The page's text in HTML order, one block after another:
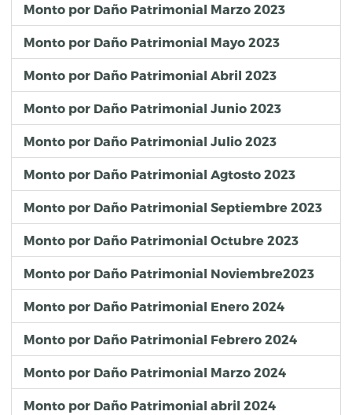
Monto por Daño Patrimonial Marzo 2023
Monto por Daño Patrimonial Mayo 2023
Monto por Daño Patrimonial Abril 2023
Monto por Daño Patrimonial Junio 2023
Monto por Daño Patrimonial Julio 2023
Monto por Daño Patrimonial Agtosto 2023
Monto por Daño Patrimonial Septiembre 2023
Monto por Daño Patrimonial Octubre 2023
Monto por Daño Patrimonial Noviembre2023
Monto por Daño Patrimonial Enero 2024
Monto por Daño Patrimonial Febrero 2024
Monto por Daño Patrimonial Marzo 2024
Monto por Daño Patrimonial abril 2024